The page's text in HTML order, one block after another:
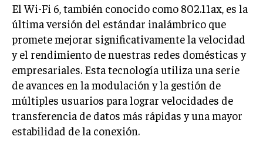
El Wi-Fi 6, también conocido como 802.11ax, es la
última versión del estándar inalámbrico que
promete mejorar significativamente la velocidad
y el rendimiento de nuestras redes domésticas y
empresariales. Esta tecnología utiliza una serie
de avances en la modulación y la gestión de
múltiples usuarios para lograr velocidades de
transferencia de datos más rápidas y una mayor
estabilidad de la conexión.